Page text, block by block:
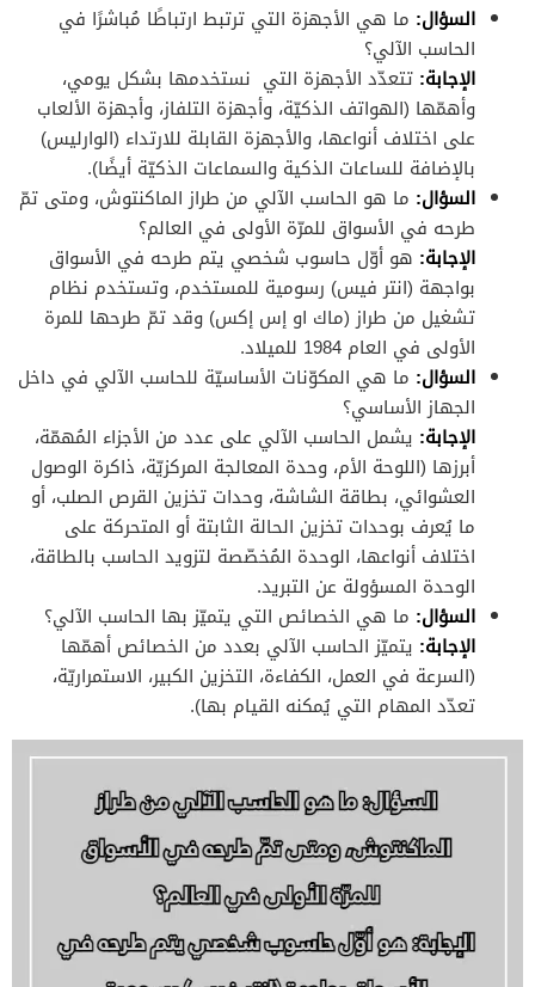
السؤال: ما هي الأجهزة التي ترتبط ارتباطًا مُباشرًا في
الحاسب الآلي؟
الإجابة: تتعدّد الأجهزة التي نستخدمها بشكل يومي،
وأهمّها (الهواتف الذكيّة، وأجهزة التلفاز، وأجهزة الألعاب
على اختلاف أنواعها، والأجهزة القابلة للارتداء (الوارليس)
بالإضافة للساعات الذكية والسماعات الذكيّة أيضًا).
السؤال: ما هو الحاسب الآلي من طراز الماكنتوش، ومتى تمّ
طرحه في الأسواق للمرّة الأولى في العالم؟
الإجابة: هو أوّل حاسوب شخصي يتم طرحه في الأسواق
بواجهة (انتر فيس) رسومية للمستخدم، وتستخدم نظام
تشغيل من طراز (ماك او إس إكس) وقد تمّ طرحها للمرة
الأولى في العام 1984 للميلاد.
السؤال: ما هي المكوّنات الأساسيّة للحاسب الآلي في داخل
الجهاز الأساسي؟
الإجابة: يشمل الحاسب الآلي على عدد من الأجزاء المُهمّة،
أبرزها (اللوحة الأم، وحدة المعالجة المركزيّة، ذاكرة الوصول
العشوائي، بطاقة الشاشة، وحدات تخزين القرص الصلب، أو
ما يُعرف بوحدات تخزين الحالة الثابتة أو المتحركة على
اختلاف أنواعها، الوحدة المُخصّصة لتزويد الحاسب بالطاقة،
الوحدة المسؤولة عن التبريد.
السؤال: ما هي الخصائص التي يتميّز بها الحاسب الآلي؟
الإجابة: يتميّز الحاسب الآلي بعدد من الخصائص أهمّها
(السرعة في العمل، الكفاءة، التخزين الكبير، الاستمراريّة،
تعدّد المهام التي يُمكنه القيام بها).